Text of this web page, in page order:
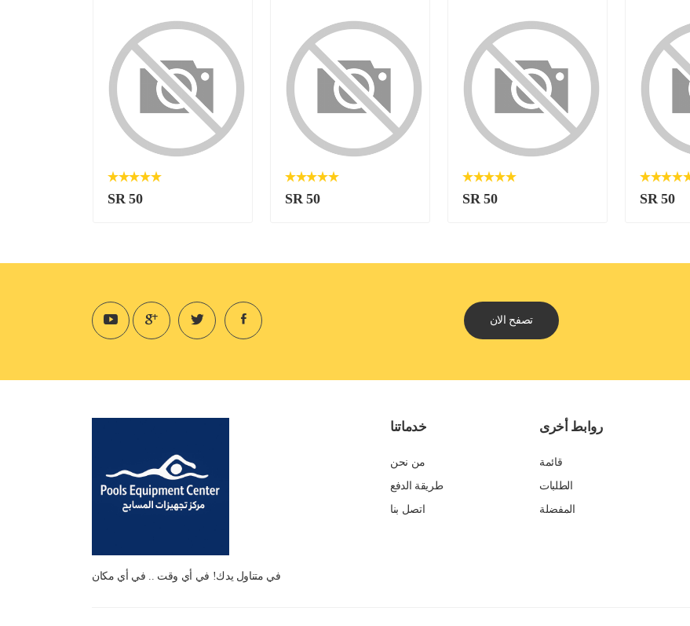
SR 50 SR 50 SR 50 SR 50
تصفح الان
في متناول يدك! في أي وقت .. في أي مكان
خدماتنا
من نحن
طريقة الدفع
اتصل بنا
روابط أخرى
قائمة
الطلبات
المفضلة